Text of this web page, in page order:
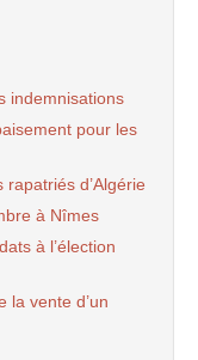
indemnisations
pour les
d’Algérie
à Nîmes
à l’élection
la vente d’un